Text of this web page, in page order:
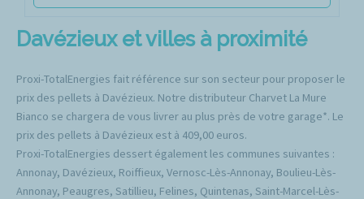
Davézieux et villes à proximité
Proxi-TotalEnergies fait référence sur son secteur pour proposer le
prix des pellets à Davézieux. Notre distributeur Charvet La Mure
Bianco se chargera de vous livrer au plus près de votre garage*. Le
prix des pellets à Davézieux est à 409,00 euros.
Proxi-TotalEnergies dessert également les communes suivantes :
Annonay, Davézieux, Roiffieux, Vernosc-Lès-Annonay, Boulieu-Lès-
Annonay, Peaugres, Satillieu, Felines, Quintenas, Saint-Marcel-Lès-